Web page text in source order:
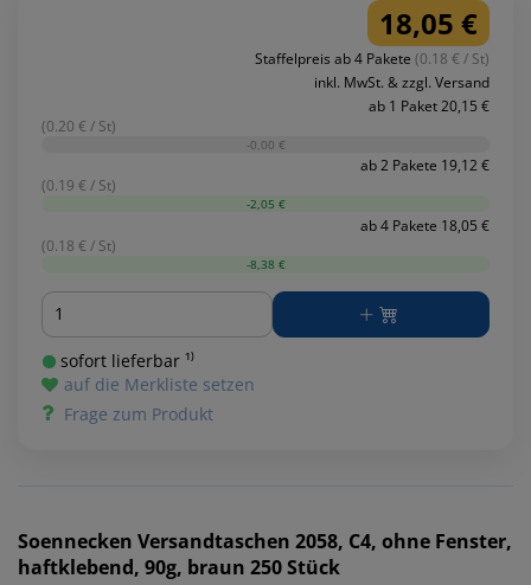
18,05 €
Staffelpreis ab 4 Pakete (0.18 € / St)
inkl. MwSt. & zzgl. Versand
ab 1 Paket 20,15 €
(0.20 € / St)
-0,00 €
ab 2 Pakete 19,12 €
(0.19 € / St)
-2,05 €
ab 4 Pakete 18,05 €
(0.18 € / St)
-8,38 €
Menge
sofort lieferbar ¹⁾
auf die Merkliste setzen
Frage zum Produkt
Soennecken Versandtaschen 2058, C4, ohne Fenster,
haftklebend, 90g, braun 250 Stück